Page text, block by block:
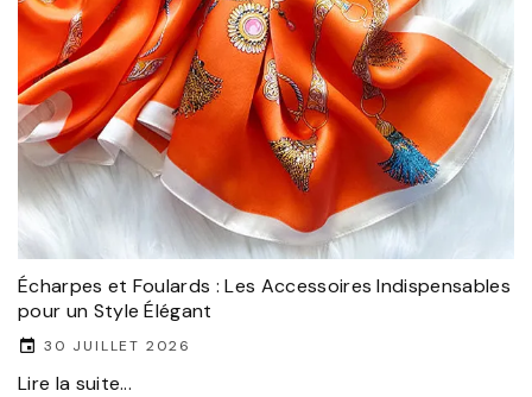
Écharpes et Foulards : Les Accessoires Indispensables
pour un Style Élégant
30 JUILLET 2026
Lire la suite...